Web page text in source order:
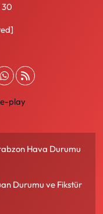
30
Hava Durumu
Durumu ve Fikstür